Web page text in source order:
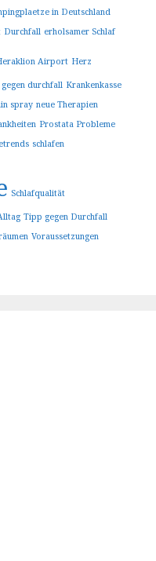
in Deutschland
Durchfall erholsamer Schlaf
Airport Herz
durchfall Krankenkasse
spray neue Therapien
Prostata Probleme
schlafen
Schlafqualität
Tipp gegen Durchfall
Voraussetzungen